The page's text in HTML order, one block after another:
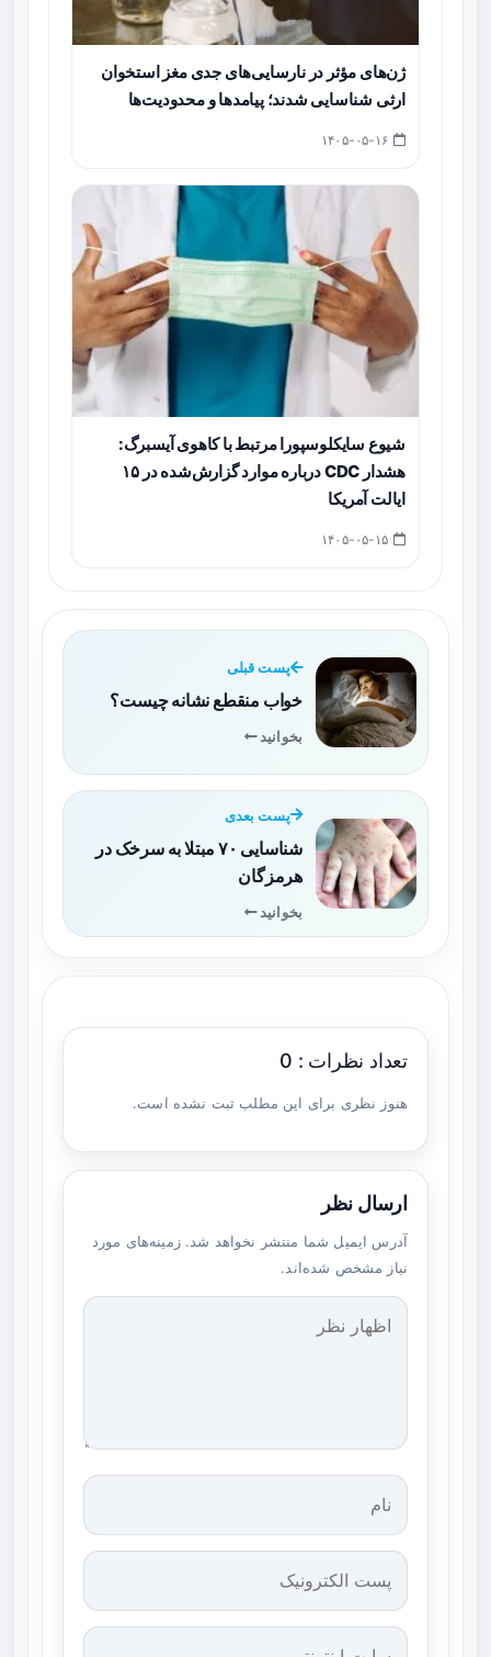
ژن‌های مؤثر در نارسایی‌های جدی مغز استخوان
ارثی شناسایی شدند؛ پیامدها و محدودیت‌ها
شیوع سایکلوسپورا مرتبط با کاهوی آیسبرگ:
هشدار CDC درباره موارد گزارش‌شده در ۱۵
ایالت آمریکا
پست قبلی
خواب منقطع نشانه چیست؟
بخوانید
پست بعدی
شناسایی ۷۰ مبتلا به سرخک در
هرمزگان
بخوانید
تعداد نظرات : 0
هنوز نظری برای این مطلب ثبت نشده است.
ارسال نظر
آدرس ایمیل شما منتشر نخواهد شد. زمینه‌های مورد
نیاز مشخص شده‌اند.